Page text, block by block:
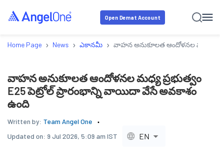
Open Demat Account
Home Page › News › ఎకానమీ › వాహన అనుకూలత ఆందోళనల మధ్య
వాహన అనుకూలత ఆందోళనల మధ్య ప్రభుత్వం
E25 పెట్రోల్ ప్రారంభాన్ని వాయిదా వేసే అవకాశం
ఉంది
Written by: Team Angel One
Updated on: 9 Jul 2026, 5:09 am IST EN